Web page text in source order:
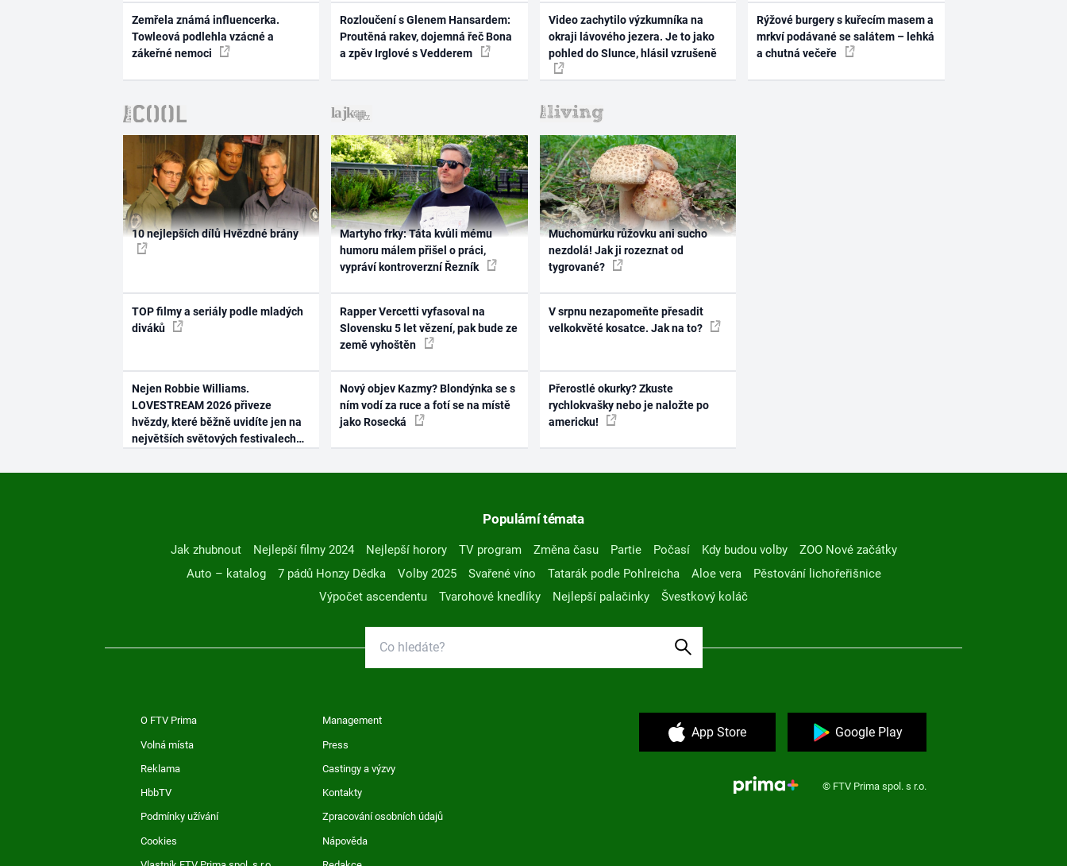
Zemřela známá influencerka.
Towleová podlehla vzácné a
zákeřné nemoci
Rozloučení s Glenem Hansardem:
Proutěná rakev, dojemná řeč Bona
a zpěv Irglové s Vedderem
Video zachytilo výzkumníka na
okraji lávového jezera. Je to jako
pohled do Slunce, hlásil vzrušeně
Rýžové burgery s kuřecím masem a
mrkví podávané se salátem – lehká
a chutná večeře
10 nejlepších dílů Hvězdné brány
TOP filmy a seriály podle mladých
diváků
Nejen Robbie Williams.
LOVESTREAM 2026 přiveze
hvězdy, které běžně uvidíte jen na
největších světových festivalech
Martyho frky: Táta kvůli mému
humoru málem přišel o práci,
vypráví kontroverzní Řezník
Rapper Vercetti vyfasoval na
Slovensku 5 let vězení, pak bude ze
země vyhoštěn
Nový objev Kazmy? Blondýnka se s
ním vodí za ruce a fotí se na místě
jako Rosecká
Muchomůrku růžovku ani sucho
nezdolá! Jak ji rozeznat od
tygrované?
V srpnu nezapomeňte přesadit
velkokvěté kosatce. Jak na to?
Přerostlé okurky? Zkuste
rychlokvašky nebo je naložte po
americku!
Populární témata
Jak zhubnout Nejlepší filmy 2024 Nejlepší horory TV program Změna času Partie Počasí Kdy budou volby
ZOO Nové začátky
Auto – katalog
7 pádů Honzy Dědka Volby 2025 Svařené víno Tatarák podle Pohlreicha Aloe vera
Pěstování lichořeřišnice
Výpočet ascendentu
Tvarohové knedlíky Nejlepší palačinky Švestkový koláč
O FTV Prima Management
Volná místa Press
Reklama Castingy a výzvy
HbbTV Kontakty
Podmínky užívání Zpracování osobních údajů
Cookies Nápověda
App Store Google Play
© FTV Prima spol. s r.o.